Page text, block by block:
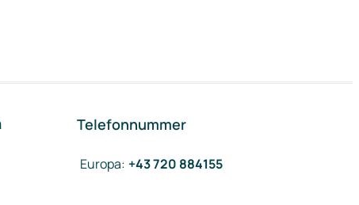
Telefonnummer
Europa: +43 720 884155